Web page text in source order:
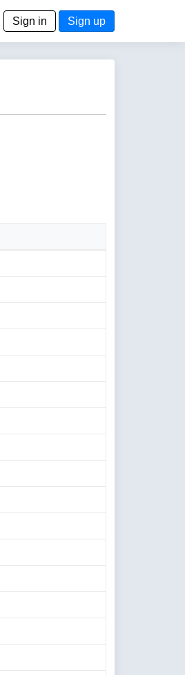
Sign in Sign up